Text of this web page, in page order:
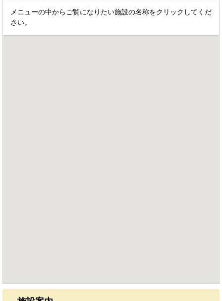
メニューの中からご覧になりたい施設の名称をクリックしてくだ
さい。